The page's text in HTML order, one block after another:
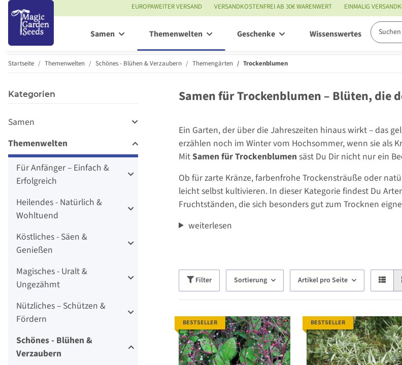
EUROPAWEITER VERSAND VERSANDKOSTENFREI AB 30€ WARENWERT EINMALIG
Samen Themenwelten Geschenke Wissenswertes
Startseite Themenwelten Schönes - Blühen & Verzaubern Themengärten Trockenblumen
Samen für Trockenblumen – Blüten, die
Ein Garten, der über die Jahreszeiten hinaus wirkt – das
erzählen noch im Winter vom Hochsommer, wenn sie als
MitSamen für Trockenblumen säst Du Dir nicht nur ein
Ob für zarte Kränze, farbenfrohe Trockensträuße oder
leicht selbst kultivieren. In dieser Kategorie findest Du
Fruchtständen, die sich besonders gut zum Trocknen
weiterlesen
Filter Sortierung Artikel pro Seite
BESTSELLER BESTSELLER
Kategorien
Samen
Themenwelten
Für Anfänger – Einfach &
Erfolgreich
Heilendes - Natürlich &
Wohltuend
Köstliches - Säen &
Genießen
Magisches - Uralt &
Ungezähmt
Nützliches – Schützen &
Fördern
Schönes - Blühen &
Verzaubern